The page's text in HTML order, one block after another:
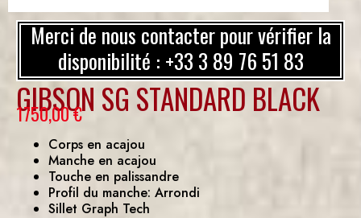
Merci de nous contacter pour vérifier la
disponibilité : +33 3 89 76 51 83
GIBSON SG STANDARD BLACK
1750,00€
Corps en acajou
Manche en acajou
Touche en palissandre
Profil du manche: Arrondi
Sillet Graph Tech